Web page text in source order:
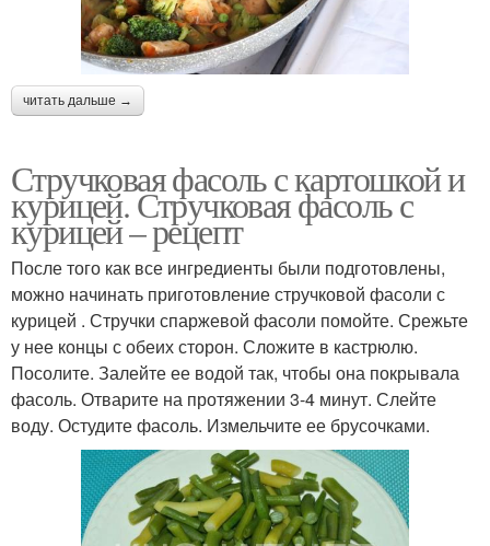
читать дальше →
Стручковая фасоль с картошкой и
курицей. Стручковая фасоль с
курицей – рецепт
После того как все ингредиенты были подготовлены,
можно начинать приготовление стручковой фасоли с
курицей . Стручки спаржевой фасоли помойте. Срежьте
у нее концы с обеих сторон. Сложите в кастрюлю.
Посолите. Залейте ее водой так, чтобы она покрывала
фасоль. Отварите на протяжении 3-4 минут. Слейте
воду. Остудите фасоль. Измельчите ее брусочками.